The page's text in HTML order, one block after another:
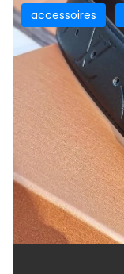
accessoires